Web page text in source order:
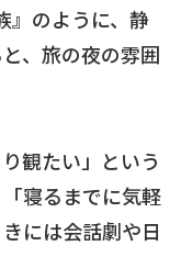
』のように、静
、旅の夜の雰囲
観たい」という
寝るまでに気軽
には会話劇や日